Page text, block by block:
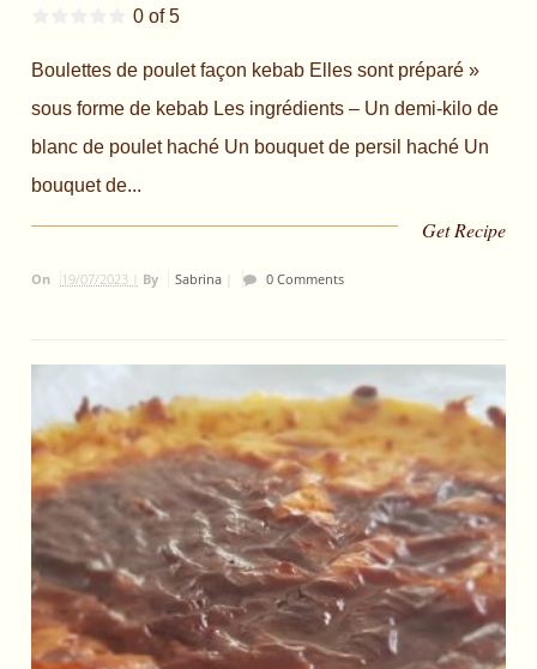
0 of 5
Boulettes de poulet façon kebab Elles sont préparé »
sous forme de kebab Les ingrédients – Un demi-kilo de
blanc de poulet haché Un bouquet de persil haché Un
bouquet de...
Get Recipe
On 19/07/2023 | By Sabrina| 0 Comments